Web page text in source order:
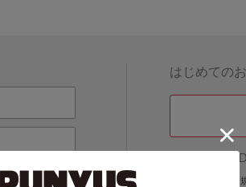
はじめての
他のサイト
他のサイトIDで